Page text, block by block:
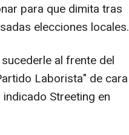
para que dimita tras
elecciones locales.
al frente del
Laborista" de cara
Streeting en